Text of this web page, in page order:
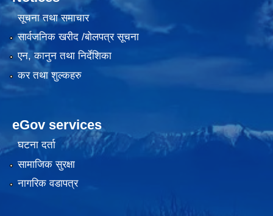
सूचना तथा समाचार
सार्वजनिक खरीद /बोलपत्र सूचना
एन, कानुन तथा निर्देशिका
कर तथा शुल्कहरु
eGov services
घटना दर्ता
सामाजिक सुरक्षा
नागरिक वडापत्र